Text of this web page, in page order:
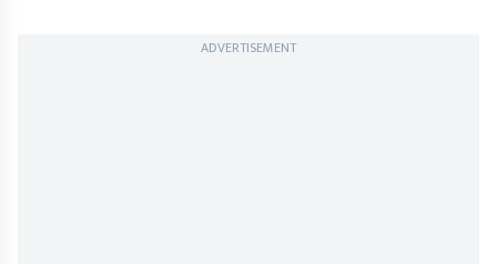
ADVERTISEMENT